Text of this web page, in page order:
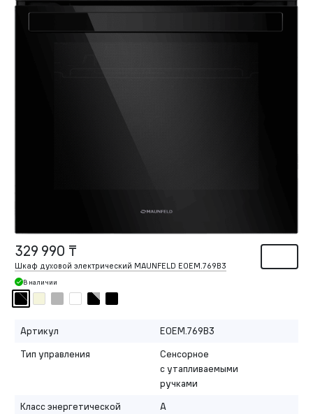
329 990 ₸
Шкаф духовой электрический MAUNFELD EOEM.769B3
В наличии
Артикул
EOEM.769B3
Тип управления
Сенсорное
с утапливаемыми
ручками
Класс энергетической
A